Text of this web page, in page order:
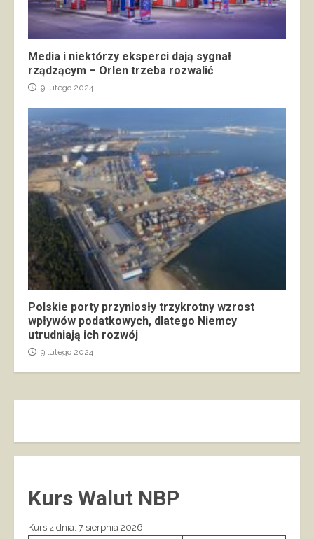
Media i niektórzy eksperci dają sygnał
rządzącym – Orlen trzeba rozwalić
9 lutego 2024
Polskie porty przyniosły trzykrotny wzrost
wpływów podatkowych, dlatego Niemcy
utrudniają ich rozwój
9 lutego 2024
Kurs Walut NBP
Kurs z dnia: 7 sierpnia 2026